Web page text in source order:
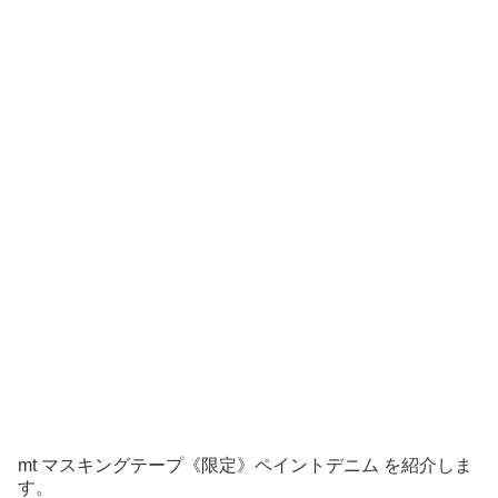
mt マスキングテープ《限定》ペイントデニム を紹介しま
す。